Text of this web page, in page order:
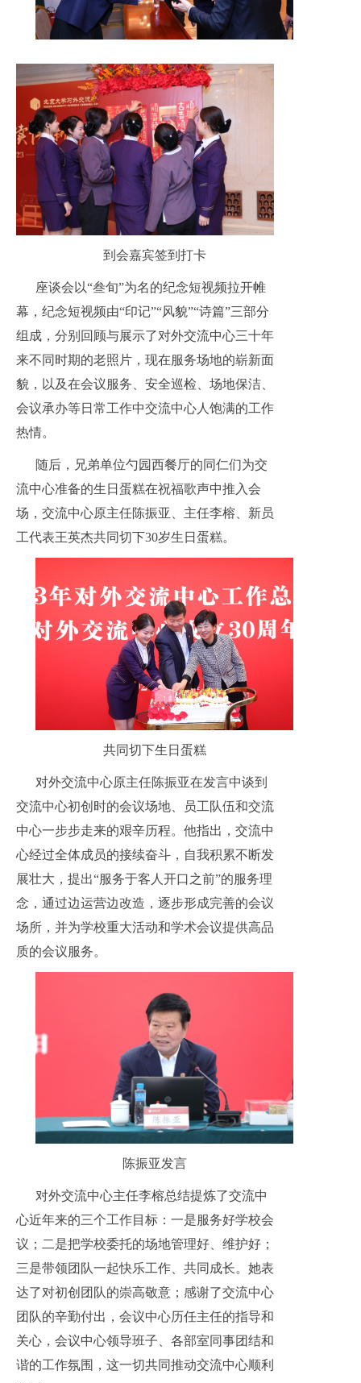
到会嘉宾签到打卡
座谈会以“叁旬”为名的纪念短视频拉开帷
幕，纪念短视频由“印记”“风貌”“诗篇”三部分
组成，分别回顾与展示了对外交流中心三十年
来不同时期的老照片，现在服务场地的崭新面
貌，以及在会议服务、安全巡检、场地保洁、
会议承办等日常工作中交流中心人饱满的工作
热情。
随后，兄弟单位勺园西餐厅的同仁们为交
流中心准备的生日蛋糕在祝福歌声中推入会
场，交流中心原主任陈振亚、主任李榕、新员
工代表王英杰共同切下30岁生日蛋糕。
共同切下生日蛋糕
对外交流中心原主任陈振亚在发言中谈到
交流中心初创时的会议场地、员工队伍和交流
中心一步步走来的艰辛历程。他指出，交流中
心经过全体成员的接续奋斗，自我积累不断发
展壮大，提出“服务于客人开口之前”的服务理
念，通过边运营边改造，逐步形成完善的会议
场所，并为学校重大活动和学术会议提供高品
质的会议服务。
陈振亚发言
对外交流中心主任李榕总结提炼了交流中
心近年来的三个工作目标：一是服务好学校会
议；二是把学校委托的场地管理好、维护好；
三是带领团队一起快乐工作、共同成长。她表
达了对初创团队的崇高敬意；感谢了交流中心
团队的辛勤付出，会议中心历任主任的指导和
关心，会议中心领导班子、各部室同事团结和
谐的工作氛围，这一切共同推动交流中心顺利